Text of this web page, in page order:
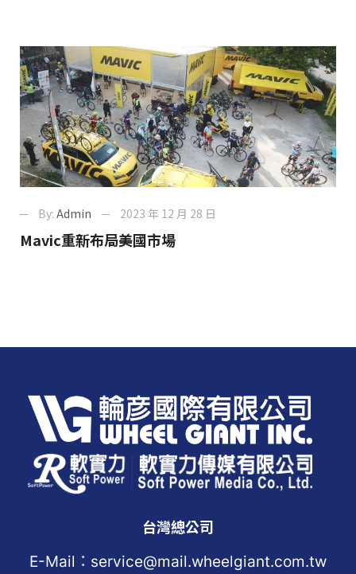
By: Admin 2023 年 12 月 28 日
Mavic重新布局美國市場
台灣總公司
E-Mail：service@mail.wheelgiant.com.tw